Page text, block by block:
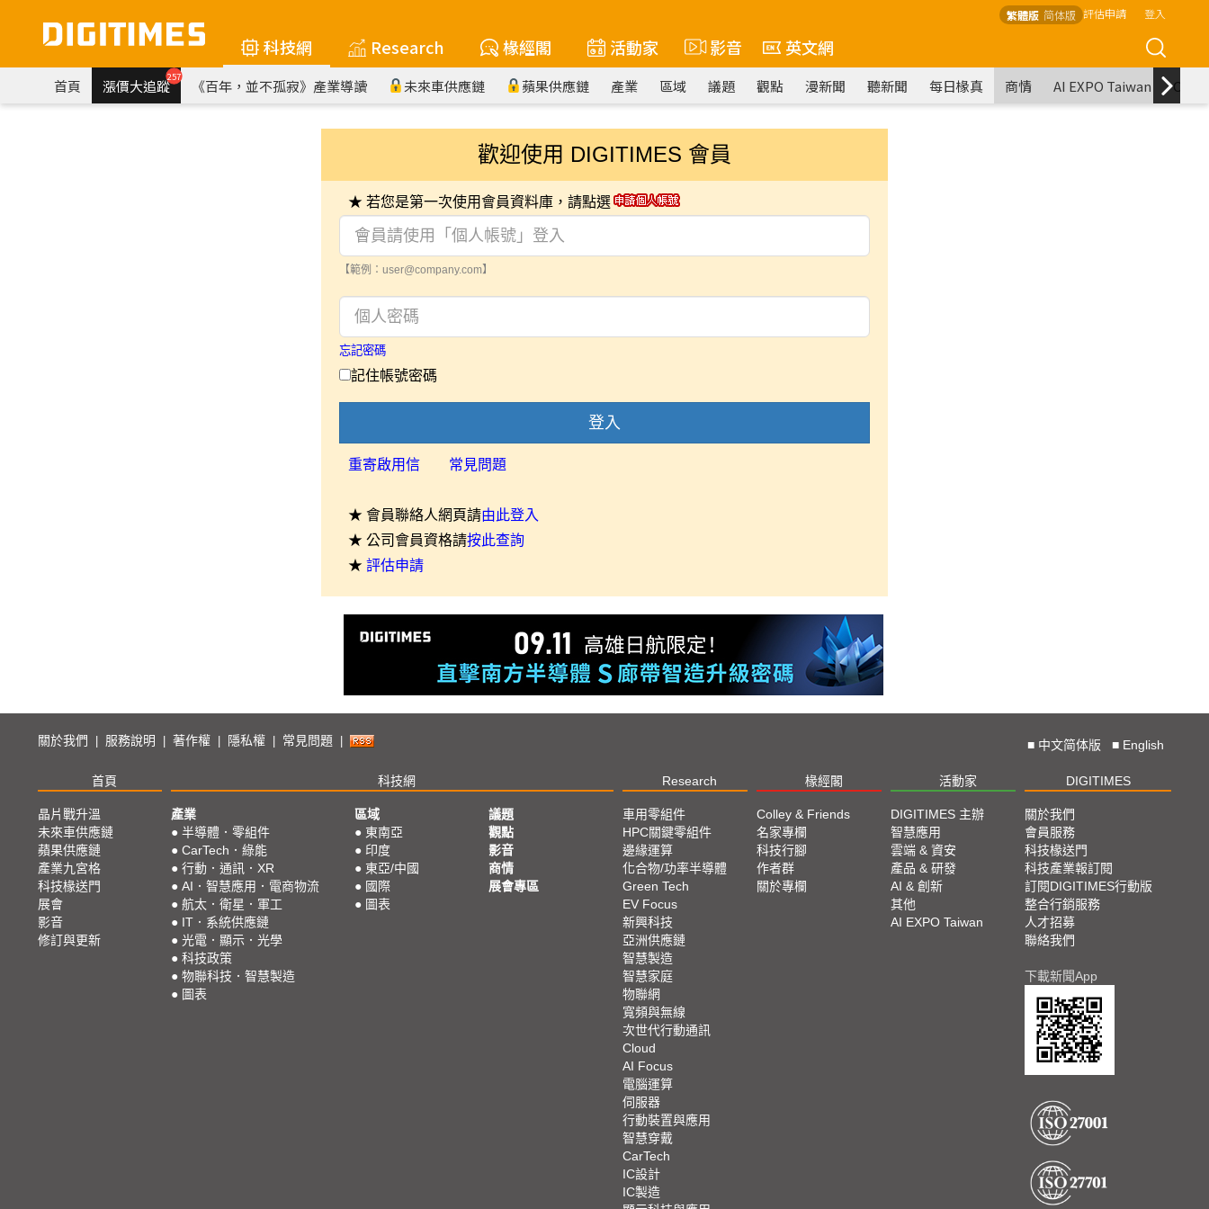
繁體版 简体版 評估申請 登入
科技網 Research 椽經閣 活動家 影音 英文網
首頁 漲價大追蹤257 《百年，並不孤寂》產業導讀 未來車供應鏈 蘋果供應鏈 產業 區域 議題 觀點 漫新聞 聽新聞 每日椽真 商情 AI EXPO Taiwan
歡迎使用 DIGITIMES 會員
★ 若您是第一次使用會員資料庫，請點選
【範例：user@company.com】
忘記密碼
記住帳號密碼
登入
重寄啟用信 常見問題
★ 會員聯絡人網頁請由此登入
★ 公司會員資格請按此查詢
★ 評估申請
關於我們 服務說明 著作權 隱私權 常見問題 ■ 中文简体版 ■ English
首頁 科技網 Research 椽經閣 活動家 DIGITIMES
晶片戰升溫
未來車供應鏈
蘋果供應鏈
產業九宮格
科技椽送門
展會
影音
修訂與更新
產業
● 半導體．零組件
● CarTech．綠能
● 行動．通訊．XR
● AI．智慧應用．電商物流
● 航太．衛星．軍工
● IT．系統供應鏈
● 光電．顯示．光學
● 科技政策
● 物聯科技．智慧製造
● 圖表
區域
● 東南亞
● 印度
● 東亞/中國
● 國際
● 圖表
議題
觀點
影音
商情
展會專區
車用零組件
HPC關鍵零組件
邊緣運算
化合物/功率半導體
Green Tech
EV Focus
新興科技
亞洲供應鏈
智慧製造
智慧家庭
物聯網
寬頻與無線
次世代行動通訊
Cloud
AI Focus
電腦運算
伺服器
行動裝置與應用
智慧穿戴
CarTech
IC設計
IC製造
Colley & Friends
名家專欄
科技行腳
作者群
關於專欄
DIGITIMES 主辦
智慧應用
雲端 & 資安
產品 & 研發
AI & 創新
其他
AI EXPO Taiwan
關於我們
會員服務
科技椽送門
科技產業報訂閱
訂閱DIGITIMES行動版
整合行銷服務
人才招募
聯絡我們
下載新聞App